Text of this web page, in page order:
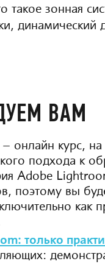
такое зонная
динамический
ВАМ
– онлайн курс,
подхода к
Adobe
поэтому вы
как
только